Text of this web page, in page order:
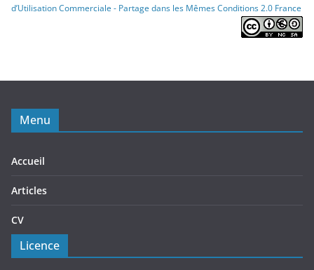
d’Utilisation Commerciale - Partage dans les Mêmes Conditions 2.0 France
Menu
Accueil
Articles
CV
Licence